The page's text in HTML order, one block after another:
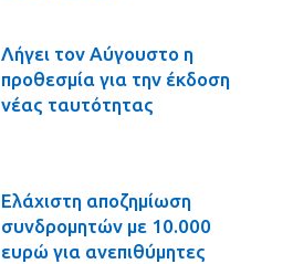
Λήγει τον Αύγουστο η
προθεσμία για την έκδοση
νέας ταυτότητας
Ελάχιστη αποζημίωση
συνδρομητών με 10.000
ευρώ για ανεπιθύμητες